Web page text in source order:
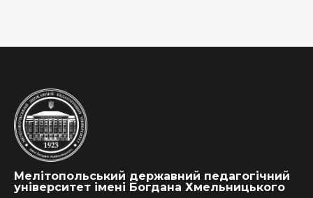
Мелітопольський державний педагогічний
університет імені Богдана Хмельницького